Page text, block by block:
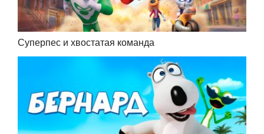
Суперпес и хвостатая команда